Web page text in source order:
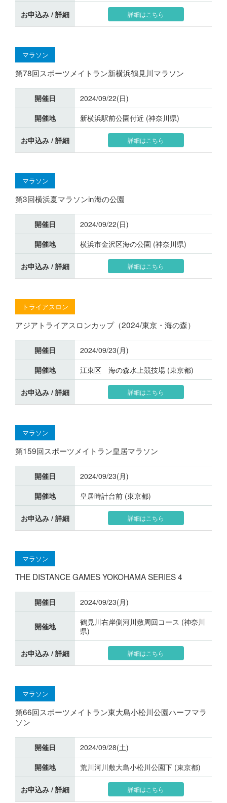
お申込み / 詳細 詳細はこちら
マラソン
第78回スポーツメイトラン新横浜鶴見川マラソン
開催日
2024/09/22(日)
開催地
新横浜駅前公園付近 (神奈川県)
お申込み / 詳細 詳細はこちら
マラソン
第3回横浜夏マラソンin海の公園
開催日
2024/09/22(日)
開催地
横浜市金沢区海の公園 (神奈川県)
お申込み / 詳細 詳細はこちら
トライアスロン
アジアトライアスロンカップ（2024/東京・海の森）
開催日
2024/09/23(月)
開催地
江東区 海の森水上競技場 (東京都)
お申込み / 詳細 詳細はこちら
マラソン
第159回スポーツメイトラン皇居マラソン
開催日
2024/09/23(月)
開催地
皇居時計台前 (東京都)
お申込み / 詳細 詳細はこちら
マラソン
THE DISTANCE GAMES YOKOHAMA SERIES 4
開催日 2024/09/23(月)
開催地
鶴見川右岸側河川敷周回コース (神奈川
県)
お申込み / 詳細 詳細はこちら
マラソン
第66回スポーツメイトラン東大島小松川公園ハーフマラ
ソン
開催日
2024/09/28(土)
開催地
荒川河川敷大島小松川公園下 (東京都)
お申込み / 詳細 詳細はこちら